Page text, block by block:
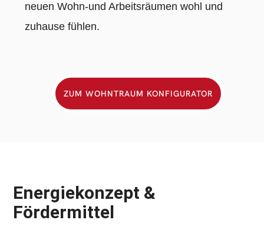
neuen Wohn-und Arbeitsräumen wohl und
zuhause fühlen.
ZUM WOHNTRAUM KONFIGURATOR
Energiekonzept &
Fördermittel